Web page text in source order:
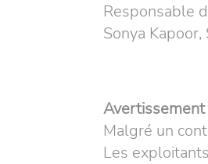
Responsable
Sonya Kapoor,
Malgré un
Les